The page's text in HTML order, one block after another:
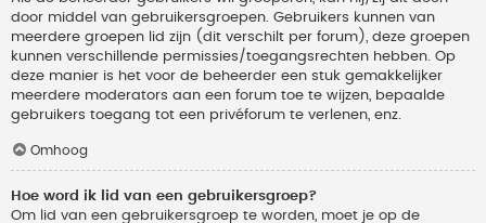
door middel van gebruikersgroepen. Gebruikers kunnen van
meerdere groepen lid zijn (dit verschilt per forum), deze groepen
kunnen verschillende permissies/toegangsrechten hebben. Op
deze manier is het voor de beheerder een stuk gemakkelijker
meerdere moderators aan een forum toe te wijzen, bepaalde
gebruikers toegang tot een privéforum te verlenen, enz.
Omhoog
Hoe word ik lid van een gebruikersgroep?
Om lid van een gebruikersgroep te worden, moet je op de